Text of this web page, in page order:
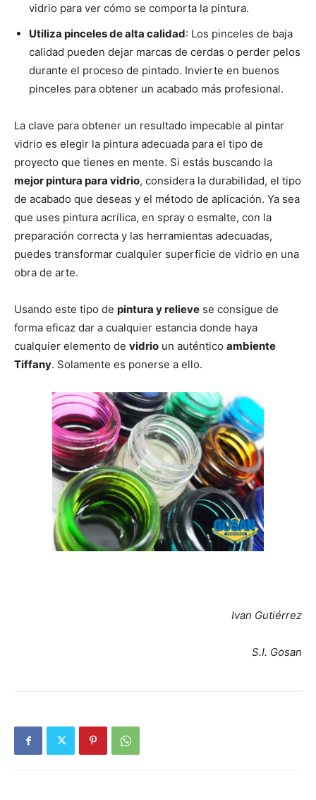
vidrio para ver cómo se comporta la pintura.
Utiliza pinceles de alta calidad: Los pinceles de baja
calidad pueden dejar marcas de cerdas o perder pelos
durante el proceso de pintado. Invierte en buenos
pinceles para obtener un acabado más profesional.
La clave para obtener un resultado impecable al pintar
vidrio es elegir la pintura adecuada para el tipo de
proyecto que tienes en mente. Si estás buscando la
mejor pintura para vidrio, considera la durabilidad, el tipo
de acabado que deseas y el método de aplicación. Ya sea
que uses pintura acrílica, en spray o esmalte, con la
preparación correcta y las herramientas adecuadas,
puedes transformar cualquier superficie de vidrio en una
obra de arte.
Usando este tipo de pintura y relieve se consigue de
forma eficaz dar a cualquier estancia donde haya
cualquier elemento de vidrio un auténtico ambiente
Tiffany. Solamente es ponerse a ello.
Ivan Gutiérrez
S.I. Gosan